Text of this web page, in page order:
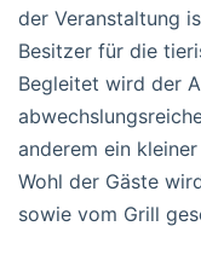
der Veranstaltung
Besitzer für die
Begleitet wird der
anderem ein
Wohl der Gäste
sowie vom Grill